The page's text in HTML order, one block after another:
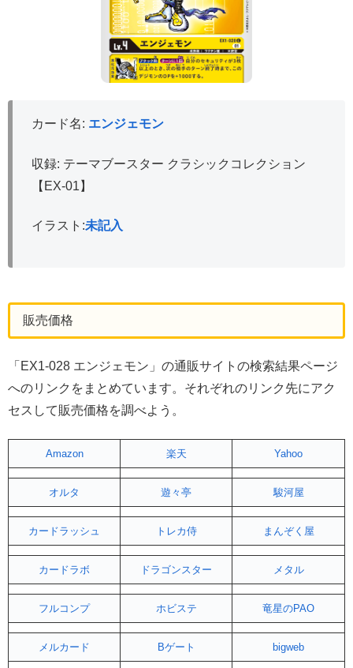
カード名: エンジェモン
収録: テーマブースター クラシックコレクション
【EX-01】
イラスト:未記入
販売価格
「EX1-028 エンジェモン」の通販サイトの検索結果ページ
へのリンクをまとめています。それぞれのリンク先にアク
セスして販売価格を調べよう。
Amazon 楽天 Yahoo
オルタ 遊々亭 駿河屋
カードラッシュ トレカ侍 まんぞく屋
カードラボ ドラゴンスター メタル
フルコンプ ホビステ 竜星のPAO
メルカード Bゲート bigweb